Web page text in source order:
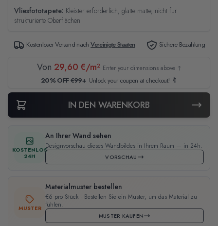
Vliesfototapete: Kleister erforderlich, glatte matte, nicht für
strukturierte Oberflächen
Kostenloser Versand nachVereinigte Staaten Sichere Bezahlung
Von 29,60 €/m² Enter your dimensions above ↑
20% OFF €99+ Unlock your coupon at checkout! 🔖
IN DEN WARENKORB
KOSTENLOS
24H
An Ihrer Wand sehen
Designvorschau dieses Wandbildes in Ihrem Raum — in 24h.
VORSCHAU
MUSTER
Materialmuster bestellen
€6 pro Stück · Bestellen Sie ein Muster, um das Material zu
fühlen.
MUSTER KAUFEN